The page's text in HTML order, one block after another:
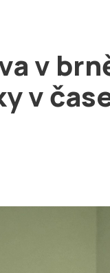
v
v